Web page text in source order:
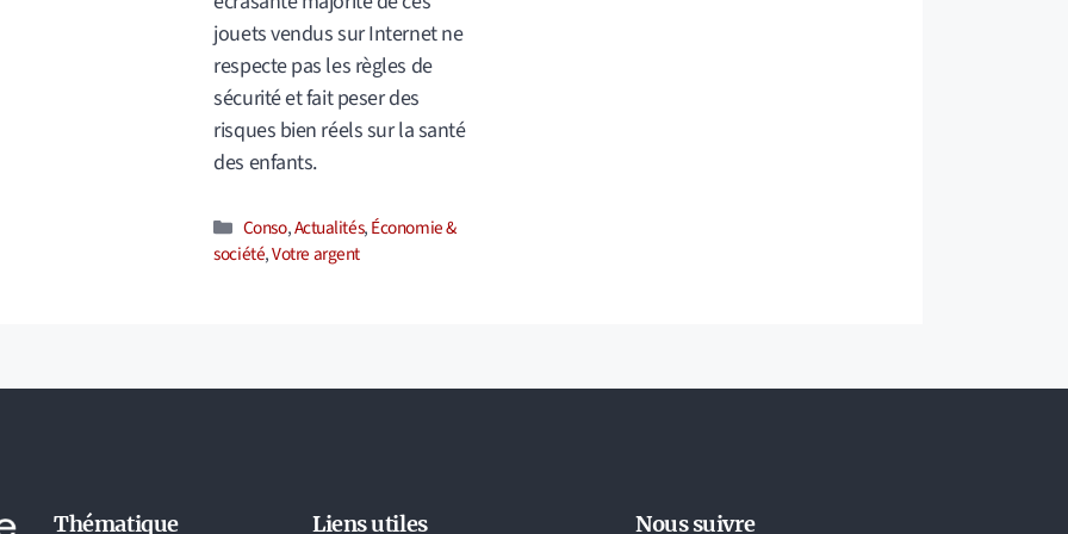
jouets vendus sur Internet ne
respecte pas les règles de
sécurité et fait peser des
risques bien réels sur la santé
des enfants.
Catégories
Conso,Actualités,Économie &
société,Votre argent
Thématique Liens utiles Nous suivre